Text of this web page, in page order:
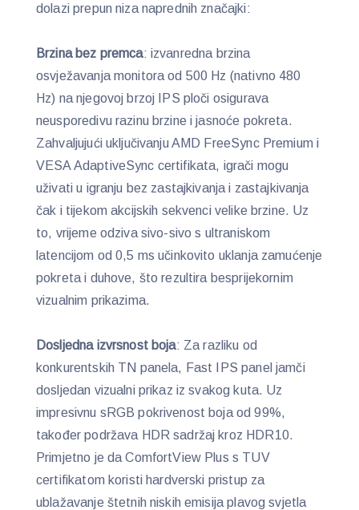
dolazi prepun niza naprednih značajki:
Brzina bez premca: izvanredna brzina
osvježavanja monitora od 500 Hz (nativno 480
Hz) na njegovoj brzoj IPS ploči osigurava
neusporedivu razinu brzine i jasnoće pokreta.
Zahvaljujući uključivanju AMD FreeSync Premium i
VESA AdaptiveSync certifikata, igrači mogu
uživati ​​u igranju bez zastajkivanja i zastajkivanja
čak i tijekom akcijskih sekvenci velike brzine. Uz
to, vrijeme odziva sivo-sivo s ultraniskom
latencijom od 0,5 ms učinkovito uklanja zamućenje
pokreta i duhove, što rezultira besprijekornim
vizualnim prikazima.
Dosljedna izvrsnost boja: Za razliku od
konkurentskih TN panela, Fast IPS panel jamči
dosljedan vizualni prikaz iz svakog kuta. Uz
impresivnu sRGB pokrivenost boja od 99%,
također podržava HDR sadržaj kroz HDR10.
Primjetno je da ComfortView Plus s TUV
certifikatom koristi hardverski pristup za
ublažavanje štetnih niskih emisija plavog svjetla